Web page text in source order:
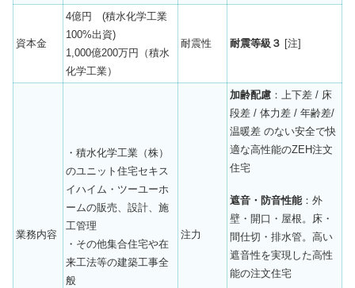
資本金
4億円 (積水化学工業
100%出資)
1,000億200万円（積水
化学工業）
耐震性 耐震等級３ [注]
業務内容
・積水化学工業（株）
のユニット住宅セキス
イハイム・ツーユーホ
ームの販売、設計、施
工管理
・その他集合住宅や在
来工法等の建築工事全
般
注力
加齢配慮 ：上下差 / 床
段差 / 体力差 / 年齢差/
温暖差 のない安全で快
適な高性能のZEH注文
住宅
遮音・防音性能 ：外
壁・開口・屋根。床・
間仕切・排水管。高い
遮音性を実現した高性
能の注文住宅